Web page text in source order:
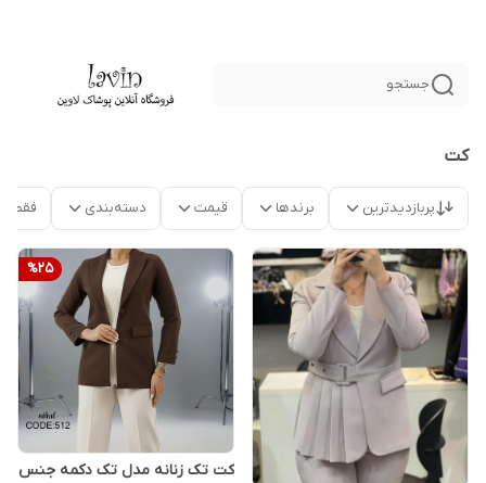
جستجو
کت
پربازدیدترین برندها قیمت دسته‌بندی فقط
%25
کت تک زنانه مدل تک دکمه جنس